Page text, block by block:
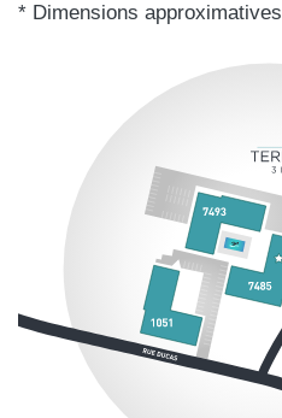
* Dimensions approximatives